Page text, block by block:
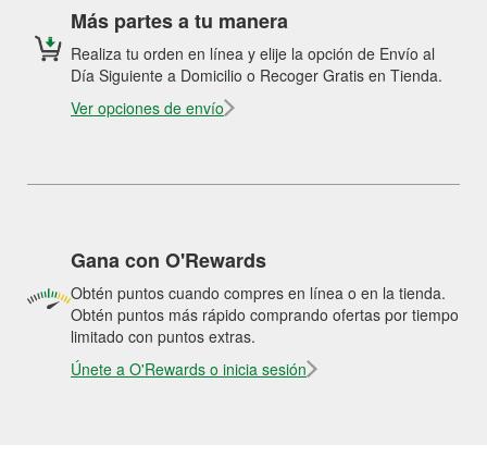
Más partes a tu manera
Realiza tu orden en línea y elije la opción de Envío al
Día Siguiente a Domicilio o Recoger Gratis en Tienda.
Ver opciones de envío
Gana con O'Rewards
Obtén puntos cuando compres en línea o en la tienda.
Obtén puntos más rápido comprando ofertas por tiempo
limitado con puntos extras.
Únete a O'Rewards o inicia sesión